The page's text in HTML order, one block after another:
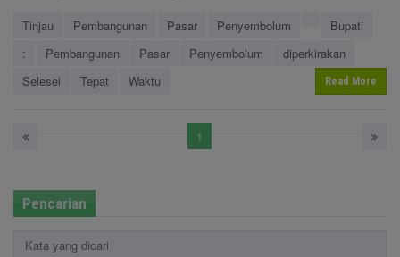
Tinjau Pembangunan Pasar Penyembolum
Bupati
:
Pembangunan Pasar Penyembolum
diperkirakan
Selesei
Tepat Waktu Read More
1
Pencarian